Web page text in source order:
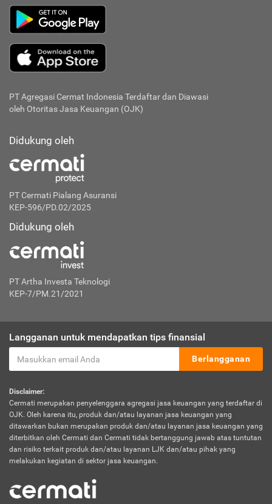
PT Agregasi Cermat Indonesia Terdaftar dan Diawasi
oleh Otoritas Jasa Keuangan (OJK)
Didukung oleh
PT Cermati Pialang Asuransi
KEP-596/PD.02/2025
Didukung oleh
PT Artha Investa Teknologi
KEP-7/PM.21/2021
Langganan untuk mendapatkan tips finansial
Berlangganan
Disclaimer:
Cermati merupakan penyelenggara agregasi jasa keuangan yang terdaftar di
OJK. Oleh karena itu, produk dan/atau layanan jasa keuangan yang
ditawarkan bukan merupakan produk dan/atau layanan jasa keuangan yang
diterbitkan oleh Cermati dan Cermati tidak bertanggung jawab atas tuntutan
dan risiko terkait produk dan/atau layanan LJK dan/atau pihak yang
melakukan kegiatan di sektor jasa keuangan.